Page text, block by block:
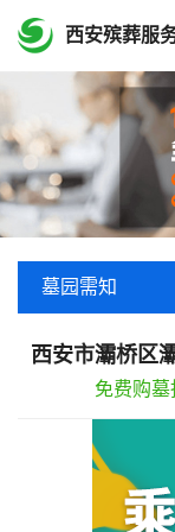
西安殡葬服
墓园需知
西安市灞桥区
免费购